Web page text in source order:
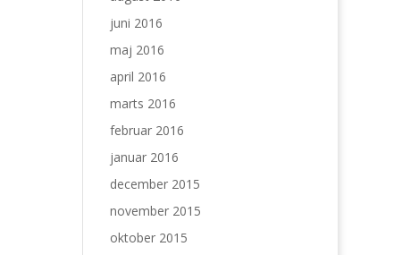
juni 2016
maj 2016
april 2016
marts 2016
februar 2016
januar 2016
december 2015
november 2015
oktober 2015